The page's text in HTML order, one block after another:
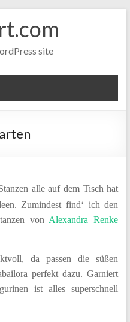
site
alle auf dem Tisch hat
Zumindest find‘ ich den
von Alexandra Renke
da passen die süßen
perfekt dazu. Garniert
ist alles superschnell